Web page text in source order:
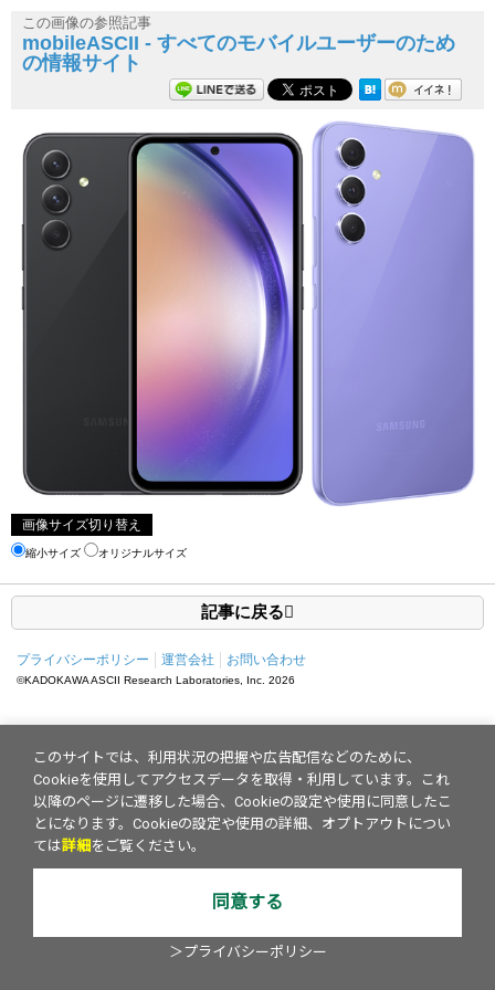
この画像の参照記事
mobileASCII - すべてのモバイルユーザーのため
の情報サイト
画像サイズ切り替え
縮小サイズ オリジナルサイズ
記事に戻る
プライバシーポリシー 運営会社 お問い合わせ
©KADOKAWA ASCII Research Laboratories, Inc. 2026
このサイトでは、利用状況の把握や広告配信などのために、
Cookieを使用してアクセスデータを取得・利用しています。これ
以降のページに遷移した場合、Cookieの設定や使用に同意したこ
とになります。Cookieの設定や使用の詳細、オプトアウトについ
ては詳細 をご覧ください。
同意する
＞プライバシーポリシー